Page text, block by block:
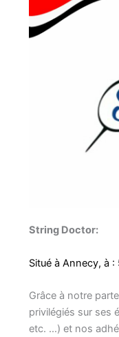
String Doctor:
Situé à Annecy, à
Grâce à notre
privilégiés sur ses
etc. …) et nos